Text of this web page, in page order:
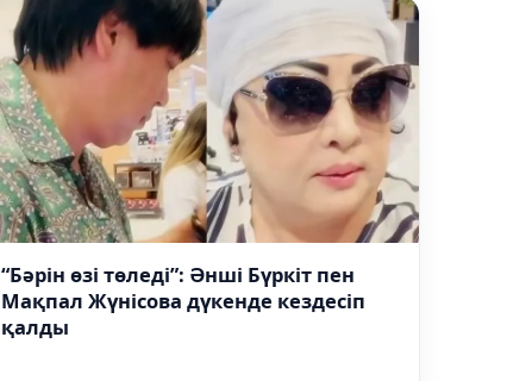
“Бәрін өзі төледі”: Әнші Бүркіт пен
Мақпал Жүнісова дүкенде кездесіп
қалды